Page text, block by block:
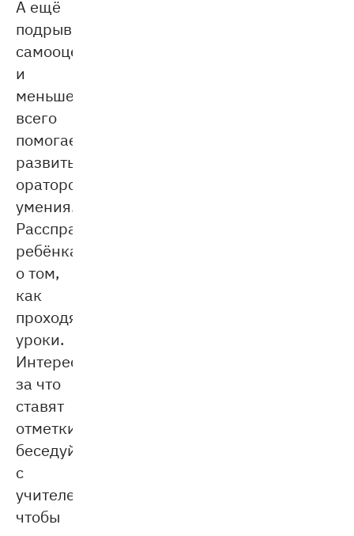
А ещё
подрывает
самооценку
и
меньше
всего
помогает
развить
ораторские
умения.
Расспрашивайте
ребёнка
о том,
как
проходят
уроки.
Интересуйтесь,
за что
ставят
отметки,
беседуйте
с
учителем,
чтобы